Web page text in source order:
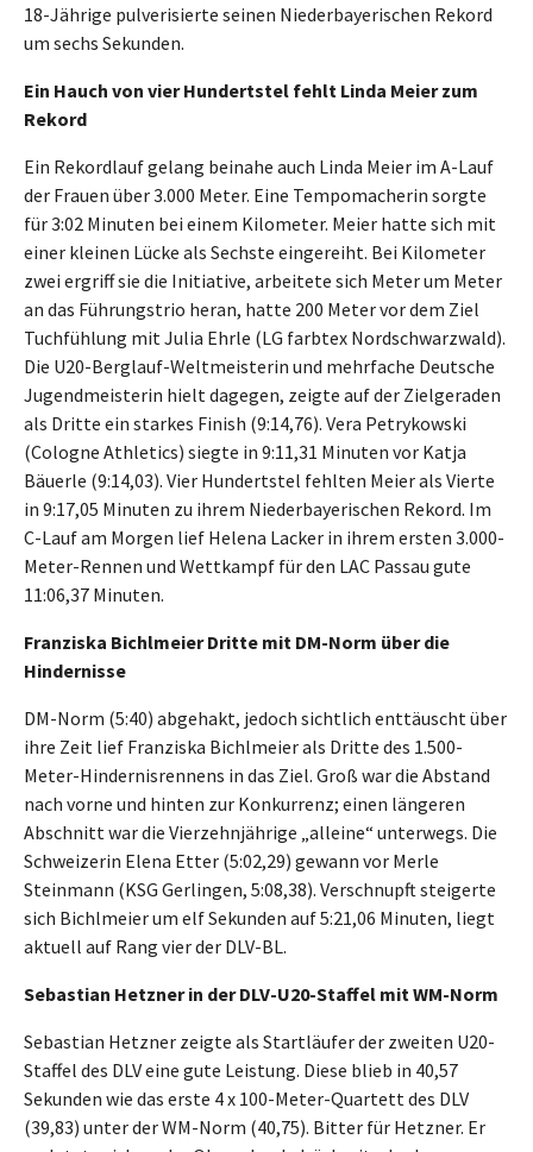
18-Jährige pulverisierte seinen Niederbayerischen Rekord
um sechs Sekunden.
Ein Hauch von vier Hundertstel fehlt Linda Meier zum
Rekord
Ein Rekordlauf gelang beinahe auch Linda Meier im A-Lauf
der Frauen über 3.000 Meter. Eine Tempomacherin sorgte
für 3:02 Minuten bei einem Kilometer. Meier hatte sich mit
einer kleinen Lücke als Sechste eingereiht. Bei Kilometer
zwei ergriff sie die Initiative, arbeitete sich Meter um Meter
an das Führungstrio heran, hatte 200 Meter vor dem Ziel
Tuchfühlung mit Julia Ehrle (LG farbtex Nordschwarzwald).
Die U20-Berglauf-Weltmeisterin und mehrfache Deutsche
Jugendmeisterin hielt dagegen, zeigte auf der Zielgeraden
als Dritte ein starkes Finish (9:14,76). Vera Petrykowski
(Cologne Athletics) siegte in 9:11,31 Minuten vor Katja
Bäuerle (9:14,03). Vier Hundertstel fehlten Meier als Vierte
in 9:17,05 Minuten zu ihrem Niederbayerischen Rekord. Im
C-Lauf am Morgen lief Helena Lacker in ihrem ersten 3.000-
Meter-Rennen und Wettkampf für den LAC Passau gute
11:06,37 Minuten.
Franziska Bichlmeier Dritte mit DM-Norm über die
Hindernisse
DM-Norm (5:40) abgehakt, jedoch sichtlich enttäuscht über
ihre Zeit lief Franziska Bichlmeier als Dritte des 1.500-
Meter-Hindernisrennens in das Ziel. Groß war die Abstand
nach vorne und hinten zur Konkurrenz; einen längeren
Abschnitt war die Vierzehnjährige „alleine“ unterwegs. Die
Schweizerin Elena Etter (5:02,29) gewann vor Merle
Steinmann (KSG Gerlingen, 5:08,38). Verschnupft steigerte
sich Bichlmeier um elf Sekunden auf 5:21,06 Minuten, liegt
aktuell auf Rang vier der DLV-BL.
Sebastian Hetzner in der DLV-U20-Staffel mit WM-Norm
Sebastian Hetzner zeigte als Startläufer der zweiten U20-
Staffel des DLV eine gute Leistung. Diese blieb in 40,57
Sekunden wie das erste 4 x 100-Meter-Quartett des DLV
(39,83) unter der WM-Norm (40,75). Bitter für Hetzner. Er